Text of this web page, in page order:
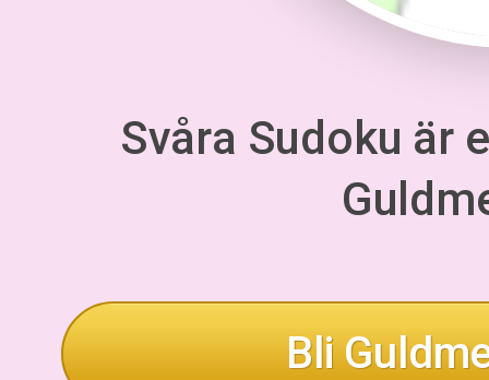
Svåra Sudoku är
Bli